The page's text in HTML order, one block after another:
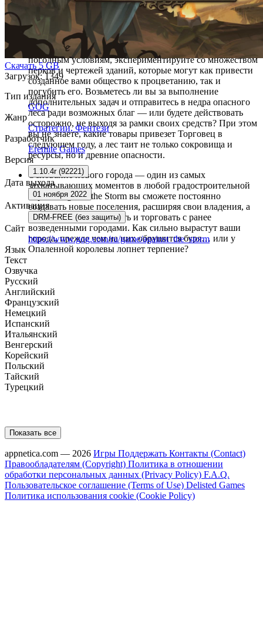
Новый город — новые вызовы: вас ждут сотни
модификаторов игрового процесса и 6 разнообразных
биомов. Докажите, что вы талантливый и способный
наместник. Приспосабливайтесь к меняющимся
погодным условиям, экспериментируйте со множеством
перков и чертежей зданий, которые могут как привести
созданное вами общество к процветанию, так и
погубить его. Возьметесь ли вы за выполнение
дополнительных задач и отправитесь в недра опасного
леса ради возможных благ — или будете действовать
осторожно, не выходя за рамки своих средств? При этом
вы не знаете, какие товары привезет Торговец в
следующем году, а лес таит не только сокровища и
ресурсы, но и древние опасности.
Основание нового города — один из самых
захватывающих моментов в любой градостроительной
игре. В Against the Storm вы сможете постоянно
создавать новые поселения, расширяя свои владения, а
также взаимодействовать и торговать с ранее
возведенными городами. Как сильно вырастут ваши
города, прежде чем на них обрушится буря… или у
Опаленной королевы лопнет терпение?
Скачать5 GB
Загрузок: 1349
Тип издания
GOG
Жанр
Стратегии, Фентези
Разработчик
Eremite Games
Версия
1.10.4r (92221)
Дата выхода
01 ноября 2022
Активация
DRM-FREE (без защиты)
Сайт
https://www.gog.com/ru/game/against_the_storm
Язык
Текст
Озвучка
Русский
Английский
Французский
Немецкий
Испанский
Итальянский
Венгерский
Корейский
Польский
Тайский
Турецкий
Показать все
appnetica.com — 2026 Игры Поддержать Контакты (Contact)
Правообладателям (Copyright) Политика в отношении
обработки персональных данных (Privacy Policy) F.A.Q.
Пользовательское соглашение (Terms of Use) Delisted Games
Политика использования cookie (Cookie Policy)